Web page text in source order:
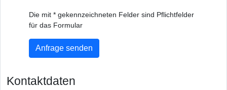
Die mit * gekennzeichneten Felder sind Pflichtfelder
für das Formular
Anfrage senden
Kontaktdaten